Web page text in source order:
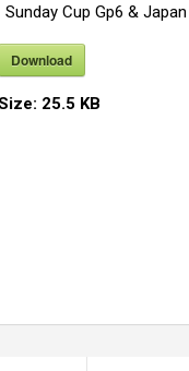
Sunday Cup Gp6 &
Download
25.5 KB